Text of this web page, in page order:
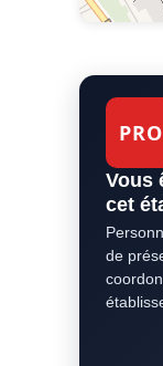
PRO
Vous
cet
de